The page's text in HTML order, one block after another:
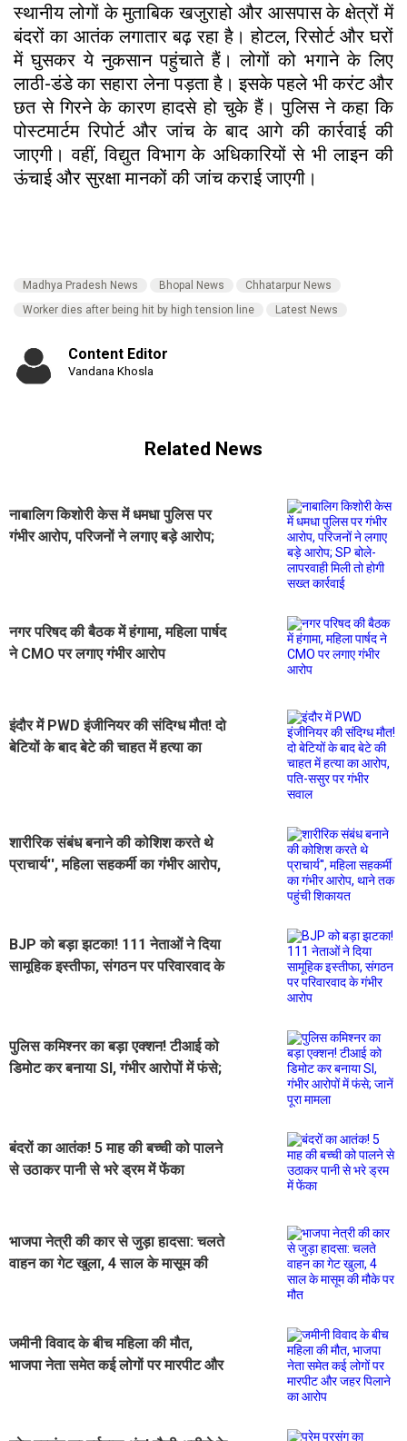
स्थानीय लोगों के मुताबिक खजुराहो और आसपास के क्षेत्रों में
बंदरों का आतंक लगातार बढ़ रहा है। होटल, रिसोर्ट और घरों
में घुसकर ये नुकसान पहुंचाते हैं। लोगों को भगाने के लिए
लाठी-डंडे का सहारा लेना पड़ता है। इसके पहले भी करंट और
छत से गिरने के कारण हादसे हो चुके हैं। पुलिस ने कहा कि
पोस्टमार्टम रिपोर्ट और जांच के बाद आगे की कार्रवाई की
जाएगी। वहीं, विद्युत विभाग के अधिकारियों से भी लाइन की
ऊंचाई और सुरक्षा मानकों की जांच कराई जाएगी।
Madhya Pradesh News Bhopal News
Chhatarpur News
Worker dies after being hit by high tension line
Latest News
Content Editor
Vandana Khosla
Related News
नाबालिग किशोरी केस में धमधा पुलिस पर
गंभीर आरोप, परिजनों ने लगाए बड़े आरोप;
नगर परिषद की बैठक में हंगामा, महिला पार्षद
ने CMO पर लगाए गंभीर आरोप
इंदौर में PWD इंजीनियर की संदिग्ध मौत! दो
बेटियों के बाद बेटे की चाहत में हत्या का
शारीरिक संबंध बनाने की कोशिश करते थे
प्राचार्य'', महिला सहकर्मी का गंभीर आरोप,
BJP को बड़ा झटका! 111 नेताओं ने दिया
सामूहिक इस्तीफा, संगठन पर परिवारवाद के
पुलिस कमिश्नर का बड़ा एक्शन! टीआई को
डिमोट कर बनाया SI, गंभीर आरोपों में फंसे;
बंदरों का आतंक! 5 माह की बच्ची को पालने
से उठाकर पानी से भरे ड्रम में फेंका
भाजपा नेत्री की कार से जुड़ा हादसा: चलते
वाहन का गेट खुला, 4 साल के मासूम की
जमीनी विवाद के बीच महिला की मौत,
भाजपा नेता समेत कई लोगों पर मारपीट और